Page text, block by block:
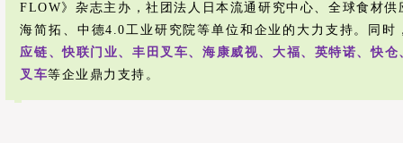
FLOW》杂志主办，社团法人日本流通研究中心、全球食材
海简拓、中德4.0工业研究院等单位和企业的大力支持。同时
应链、快联门业、丰田叉车、海康威视、大福、英特诺、快
叉车等企业鼎力支持。